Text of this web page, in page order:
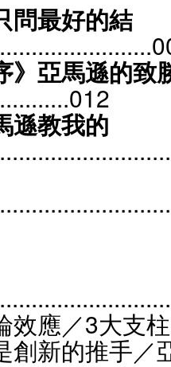
問最好的結
.
》亞馬遜的致
.....012
遜教我的
應／3大支
創新的推手／